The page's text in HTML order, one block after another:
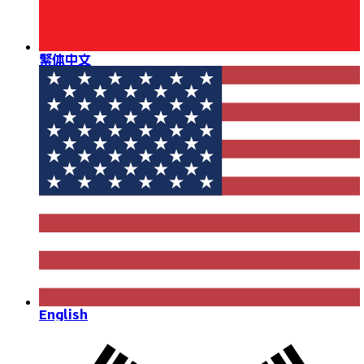
繁体中文
English